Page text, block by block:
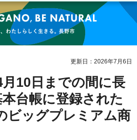
たしらしく生きる。長野市
更新日：2026年7月6日
10日までの間に長
台帳に登録された
ビッグプレミアム商